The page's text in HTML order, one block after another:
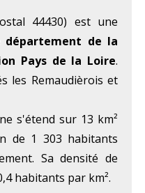
44430) est une
département de la
Pays de la Loire.
les Remaudièrois et
s'étend sur 13 km²
de 1 303 habitants
Sa densité de
habitants par km².